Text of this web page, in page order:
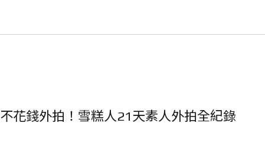
不花錢外拍！雪糕人21天素人外拍全紀錄